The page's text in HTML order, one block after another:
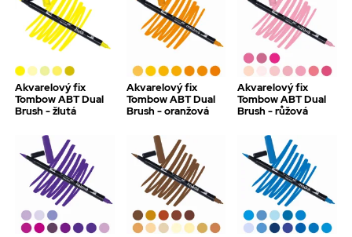
Akvarelový fix
Tombow ABT Dual
Brush - žlutá
Akvarelový fix
Tombow ABT Dual
Brush - oranžová
Akvarelový fix
Tombow ABT Dual
Brush - růžová